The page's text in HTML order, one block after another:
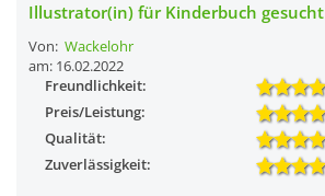
Illustrator(in) für Kinderbuch gesucht
Von: Wackelohr
am: 16.02.2022
Freundlichkeit:
Preis/Leistung:
Qualität:
Zuverlässigkeit: